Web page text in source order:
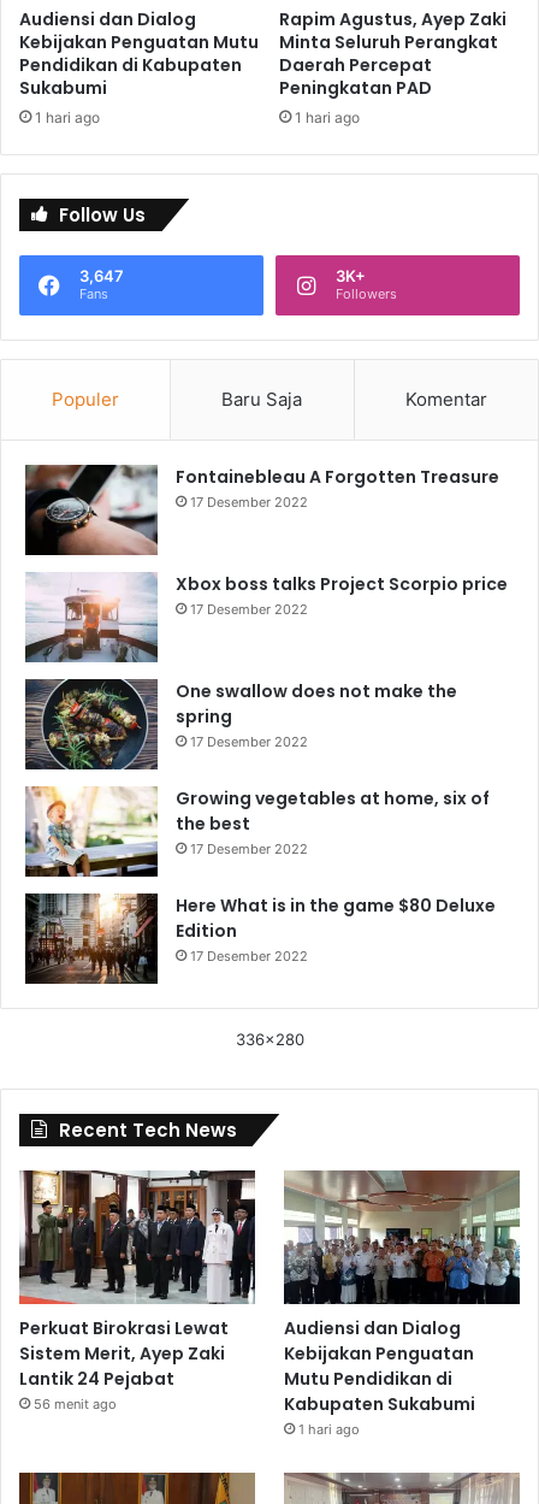
Audiensi dan Dialog
Kebijakan Penguatan Mutu
Pendidikan di Kabupaten
Sukabumi
1 hari ago
Rapim Agustus, Ayep Zaki
Minta Seluruh Perangkat
Daerah Percepat
Peningkatan PAD
1 hari ago
Follow Us
3,647
Fans
3K+
Followers
Populer Baru Saja Komentar
Fontainebleau A Forgotten Treasure
17 Desember 2022
Xbox boss talks Project Scorpio price
17 Desember 2022
One swallow does not make the
spring
17 Desember 2022
Growing vegetables at home, six of
the best
17 Desember 2022
Here What is in the game $80 Deluxe
Edition
17 Desember 2022
336x280
Recent Tech News
Perkuat Birokrasi Lewat
Sistem Merit, Ayep Zaki
Lantik 24 Pejabat
56 menit ago
Audiensi dan Dialog
Kebijakan Penguatan
Mutu Pendidikan di
Kabupaten Sukabumi
1 hari ago